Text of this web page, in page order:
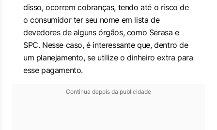
disso, ocorrem cobranças, tendo até o risco de
o consumidor ter seu nome em lista de
devedores de alguns órgãos, como Serasa e
SPC. Nesse caso, é interessante que, dentro de
um planejamento, se utilize o dinheiro extra para
esse pagamento.
Continua depois da publicidade